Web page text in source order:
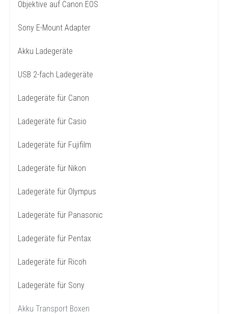
Objektive auf Canon EOS
Sony E-Mount Adapter
Akku Ladegeräte
USB 2-fach Ladegeräte
Ladegeräte für Canon
Ladegeräte für Casio
Ladegeräte für Fujifilm
Ladegeräte für Nikon
Ladegeräte für Olympus
Ladegeräte für Panasonic
Ladegeräte für Pentax
Ladegeräte für Ricoh
Ladegeräte für Sony
Akku Transport Boxen